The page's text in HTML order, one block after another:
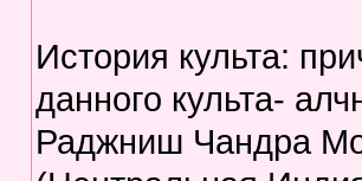
История культа:
данного культа-
Раджниш Чандра